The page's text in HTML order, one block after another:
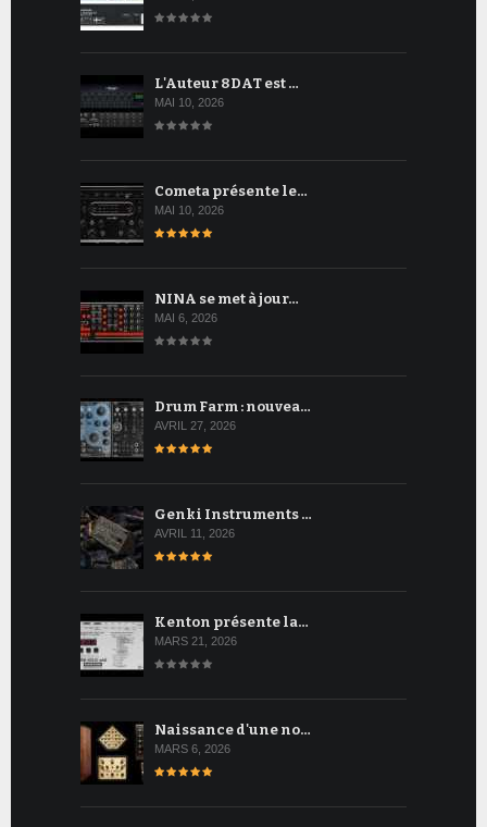
L'Auteur 8DAT est …
MAI 10, 2026
Cometa présente le…
MAI 10, 2026
NINA se met à jour…
MAI 6, 2026
Drum Farm : nouvea…
AVRIL 27, 2026
Genki Instruments …
AVRIL 11, 2026
Kenton présente la…
MARS 21, 2026
Naissance d'une no…
MARS 6, 2026